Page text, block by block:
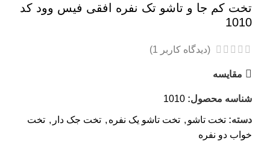
تخت کم جا و تاشو تک نفره افقی فیس وود کد
1010
(دیدگاه کاربر 1
)
مقايسه
شناسه محصول: 1010
دسته: تخت تاشو , تخت تاشو یک نفره , تخت جک دار , تخت
خواب دو نفره